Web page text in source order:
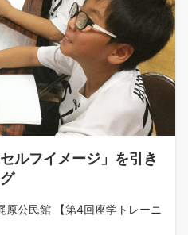
【2025年春の無料サッカー教室開催!!】小学１年〜小学4年対象。はじめてのお子様から楽しめる教室です♪
ルフイメージ」を引き
公民館 【第4回座学トレーニ